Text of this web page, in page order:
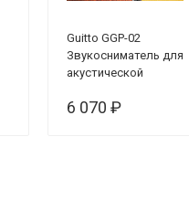
Guitto GGP-02
Звукосниматель для
акустической
резонансный
6 070 ₽